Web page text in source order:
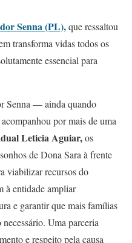
Senna (PL),que ressaltou
transforma vidas todos os
essencial para
Senna — ainda quando
por mais de uma
Leticia Aguiar,os
de Dona Sara à frente
viabilizar recursos do
à entidade ampliar
e garantir que mais famílias
Uma parceria
e respeito pela causa